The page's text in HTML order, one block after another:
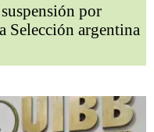
por
Selección argentina